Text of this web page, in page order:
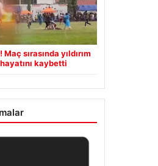
sırasında yıldırım
kaybetti